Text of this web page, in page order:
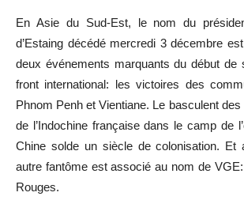
En Asie du Sud-Est, le nom du
d’Estaing décédé mercredi 3 décembre
deux événements marquants du début de
front international: les victoires des
Phnom Penh et Vientiane. Le basculent
de l’Indochine française dans le camp de
Chine solde un siècle de colonisation. Et
autre fantôme est associé au nom de
Rouges.